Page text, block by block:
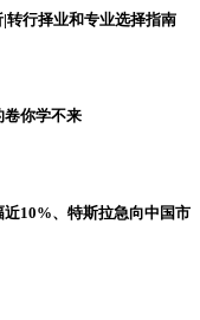
转行择业和专业选择指南
卷你学不来
10%、特斯拉急向中国市